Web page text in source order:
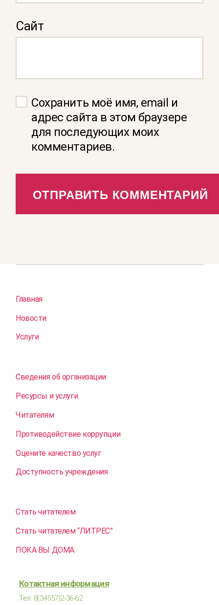
Сайт
Сохранить моё имя, email и
адрес сайта в этом браузере
для последующих моих
комментариев.
Главная
Новости
Услуги
Сведения об организации
Ресурсы и услуги
Читателям
Противодействие коррупции
Оцените качество услуг
Доступность учреждения
Стать читателем
Стать читателем “ЛИТРЕС”
ПОКА ВЫ ДОМА
Котактная информация
Тел: 8(34557)2-36-62